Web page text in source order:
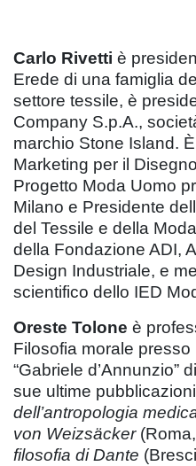
Carlo Rivetti è
Erede di una famiglia
settore tessile, è
Company S.p.A.,
marchio Stone Island.
Marketing per il
Progetto Moda Uomo
Milano e Presidente
del Tessile e della
della Fondazione ADI,
Design Industriale, e
scientifico dello IED
Oreste Tolone è
Filosofia morale presso
“Gabriele d’Annunzio”
sue ultime
dell’antropologia
von Weizsäcker
filosofia di Dante